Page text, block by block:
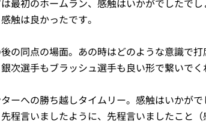
触は良かったです。
の同点の場面。あの時はどのような意識で打
次選手もブラッシュ選手も良い形で繋いで
ーへの勝ち越しタイムリー。感触はいかがで
程言いましたように、先程言いましたこと